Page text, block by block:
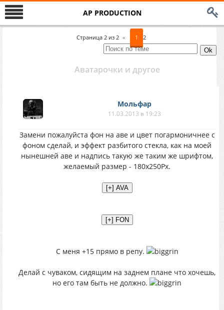
AP PRODUCTION
Страница 2 из 2 « 1 2
Аватарочки и другое
Мольфар
11.03.2013 в 19:23
Замени пожалуйста фон на аве и цвет погармоничнее с
фоном сделай, и эффект разбитого стекла, как на моей
нынешней аве и надпись такую же таким же шрифтом,
желаемый размер - 180x250Px.
С меня +15 прямо в репу.
Делай с чуваком, сидящим на заднем плане что хочешь,
но его там быть не должно.